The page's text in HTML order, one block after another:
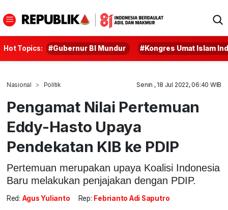
Hot Topics: #Gubernur BI Mundur #Kongres Umat Islam
Nasional Politik Senin , 18 Jul 2022, 06:40 WIB
Pengamat Nilai Pertemuan
Eddy-Hasto Upaya
Pendekatan KIB ke PDIP
Pertemuan merupakan upaya Koalisi Indonesia
Baru melakukan penjajakan dengan PDIP.
Red: Agus Yulianto Rep: Febrianto Adi Saputro